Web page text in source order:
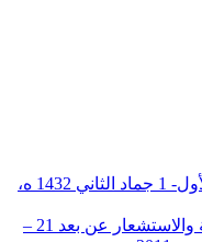
■ ■ تصميم ثلاثي الابعاد 26 جماد الأول- 1 جماد الثاني 1432 ه،
مقدمة لنظم المعلومات الجغرافية والاستشعار عن بعد 21 –